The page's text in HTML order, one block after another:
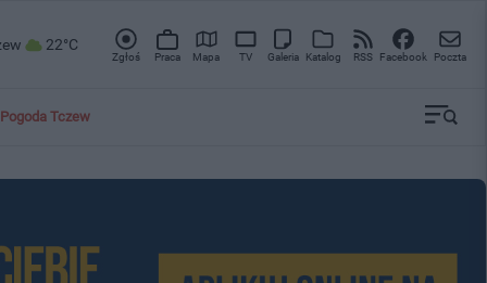
22°C
Zgłoś Praca Mapa TV Galeria Katalog RSS Facebook Poczta
Pogoda Tczew